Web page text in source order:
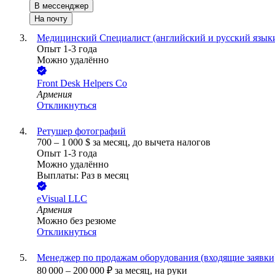
В мессенджер
На почту
Медицинский Специалист (английский и русский
Опыт 1-3 года
Можно удалённо
Front Desk Helpers Co
Армения
Откликнуться
Ретушер фотографий
700 – 1 000 $ за месяц, до вычета налогов
Опыт 1-3 года
Можно удалённо
Выплаты: Раз в месяц
eVisual LLC
Армения
Можно без резюме
Откликнуться
Менеджер по продажам оборудования (входящие
80 000 – 200 000 ₽ за месяц, на руки